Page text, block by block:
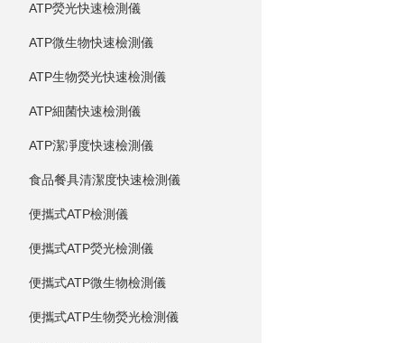
ATP熒光快速檢測儀
ATP微生物快速檢測儀
ATP生物熒光快速檢測儀
ATP細菌快速檢測儀
ATP潔凈度快速檢測儀
食品餐具清潔度快速檢測儀
便攜式ATP檢測儀
便攜式ATP熒光檢測儀
便攜式ATP微生物檢測儀
便攜式ATP生物熒光檢測儀